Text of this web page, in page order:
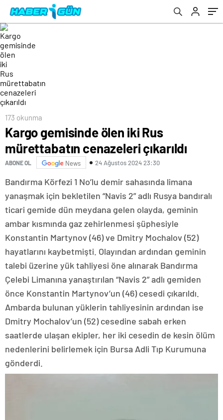
173 okunma
Kargo gemisinde ölen iki Rus
mürettabatın cenazeleri çıkarıldı
ABONE OL News 24 Ağustos 2024 23:30
Bandırma Körfezi 1 No’lu demir sahasında limana
yanaşmak için bekletilen “Navis 2” adlı Rusya bandıralı
ticari gemide dün meydana gelen olayda, geminin
ambar kısmında gaz zehirlenmesi şüphesiyle
Konstantin Martynov (46) ve Dmitry Mochalov (52)
hayatlarını kaybetmişti. Olayından ardından geminin
talebi üzerine yük tahliyesi öne alınarak Bandırma
Çelebi Limanına yanaştırılan “Navis 2” adlı gemiden
önce Konstantin Martynov’un (46) cesedi çıkarıldı.
Ambarda bulunan yüklerin tahliyesinin ardından ise
Dmitry Mochalov’un (52) cesedine sabah erken
saatlerde ulaşan ekipler, her iki cesedin de kesin ölüm
nedenlerini belirlemek için Bursa Adli Tıp Kurumuna
gönderdi.